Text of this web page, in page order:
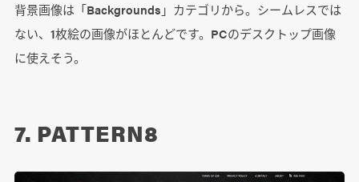
背景画像は「Backgrounds」カテゴリから。シームレスでは
ない、1枚絵の画像がほとんどです。PCのデスクトップ画像
に使えそう。
7. PATTERN8